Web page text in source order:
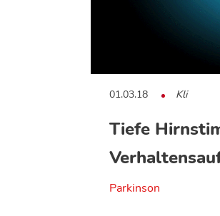
01.03.18 Kli
Tiefe
Parkinson